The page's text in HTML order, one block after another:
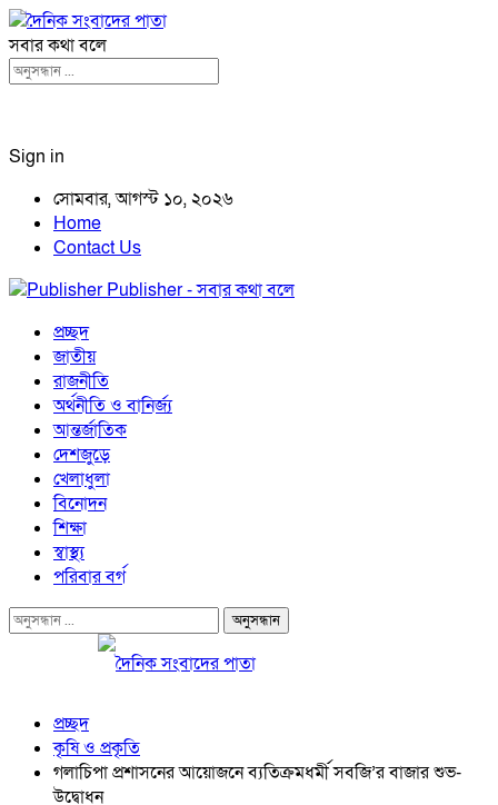
সবার কথা বলে
Sign in
সোমবার, আগস্ট ১০, ২০২৬
Home
Contact Us
Publisher - সবার কথা বলে
প্রচ্ছদ
জাতীয়
রাজনীতি
অর্থনীতি ও বানির্জ্য
আন্তর্জাতিক
দেশজুড়ে
খেলাধুলা
বিনোদন
শিক্ষা
স্বাস্থ্য
পরিবার বর্গ
প্রচ্ছদ
কৃষি ও প্রকৃতি
গলাচিপা প্রশাসনের আয়োজনে ব্যতিক্রমধর্মী সবজি’র বাজার শুভ-
উদ্বোধন